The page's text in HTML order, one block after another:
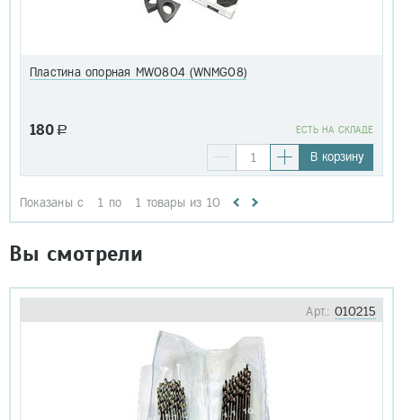
Пластина опорная MW0804 (WNMG08)
180 a EСТЬ НА СКЛАДЕ
В корзину
Показаны с 1 по 1 товары из 10
Вы смотрели
Арт.: 010215